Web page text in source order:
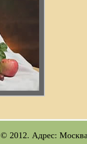
© 2012. Адрес: